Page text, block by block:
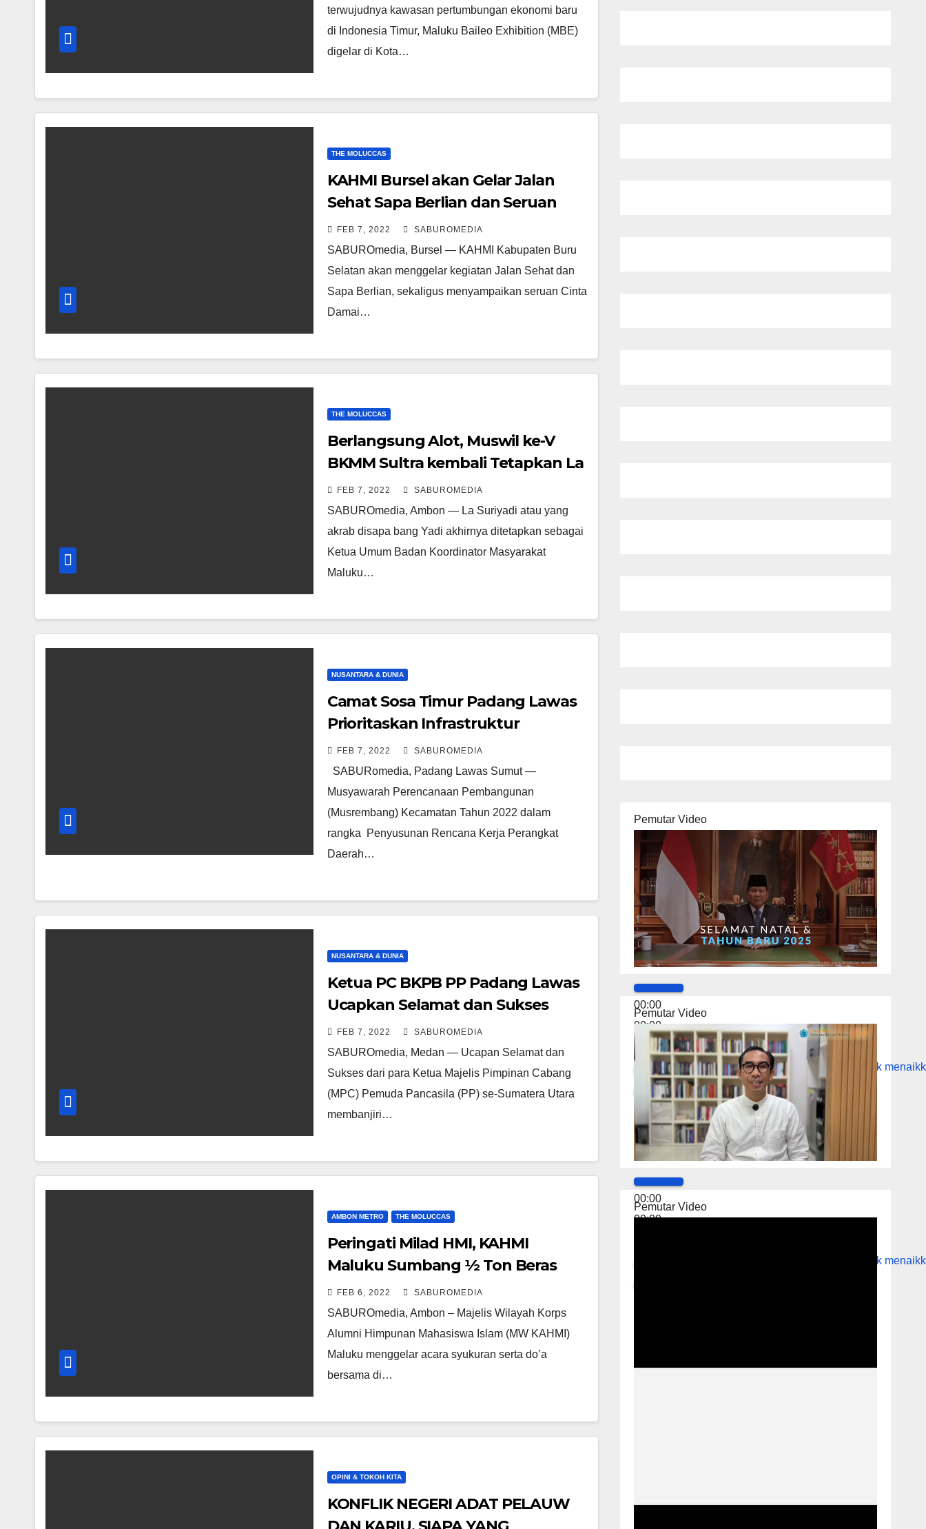
terwujudnya kawasan pertumbungan ekonomi baru
di Indonesia Timur, Maluku Baileo Exhibition (MBE)
digelar di Kota…
THE MOLUCCAS
KAHMI Bursel akan Gelar Jalan
Sehat Sapa Berlian dan Seruan
Cinta Damai
FEB 7, 2022 SABUROMEDIA
SABUROmedia, Bursel — KAHMI Kabupaten Buru
Selatan akan menggelar kegiatan Jalan Sehat dan
Sapa Berlian, sekaligus menyampaikan seruan Cinta
Damai…
THE MOLUCCAS
Berlangsung Alot, Muswil ke-V
BKMM Sultra kembali Tetapkan La
Suriyadi sebagai Ketua Umum
FEB 7, 2022 SABUROMEDIA
SABUROmedia, Ambon — La Suriyadi atau yang
akrab disapa bang Yadi akhirnya ditetapkan sebagai
Ketua Umum Badan Koordinator Masyarakat
Maluku…
NUSANTARA & DUNIA
Camat Sosa Timur Padang Lawas
Prioritaskan Infrastruktur
Kawasan Permukiman di
Musrembang
FEB 7, 2022 SABUROMEDIA
SABURomedia, Padang Lawas Sumut —
Musyawarah Perencanaan Pembangunan
(Musrembang) Kecamatan Tahun 2022 dalam
rangka Penyusunan Rencana Kerja Perangkat
Daerah…
NUSANTARA & DUNIA
Ketua PC BKPB PP Padang Lawas
Ucapkan Selamat dan Sukses
Terpilih Kembali Bung Kodrat
Shah
FEB 7, 2022 SABUROMEDIA
SABUROmedia, Medan — Ucapan Selamat dan
Sukses dari para Ketua Majelis Pimpinan Cabang
(MPC) Pemuda Pancasila (PP) se-Sumatera Utara
membanjiri…
AMBON METRO THE MOLUCCAS
Peringati Milad HMI, KAHMI
Maluku Sumbang ½ Ton Beras
dan Gelar Do’a Bersama Panti
Asuhan di Kota Ambon
FEB 6, 2022 SABUROMEDIA
SABUROmedia, Ambon – Majelis Wilayah Korps
Alumni Himpunan Mahasiswa Islam (MW KAHMI)
Maluku menggelar acara syukuran serta do’a
bersama di…
OPINI & TOKOH KITA
KONFLIK NEGERI ADAT PELAUW
Pemutar Video
00:00
00:00
01:28
Gunakan Anak Panah Atas/Bawah untuk
Pemutar Video
00:00
00:00
Gunakan Anak Panah Atas/Bawah untuk
Pemutar Video